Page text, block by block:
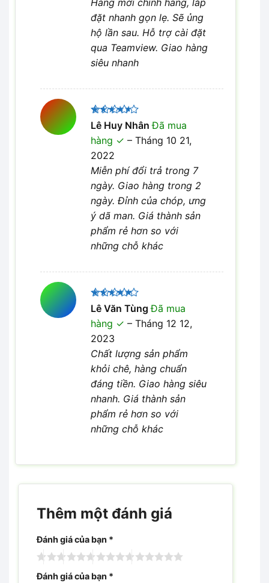
đặt nhanh gọn lẹ. Sẽ ủng
hộ lần sau. Hỗ trợ cài đặt
qua Teamview. Giao hàng
siêu nhanh
Được
xếp hạng
45 sao
Lê Huy NhânĐã mua
hàng
– Tháng 10 21,
2022
Miễn phí đổi trả trong 7
ngày. Giao hàng trong 2
ngày. Đỉnh của chóp, ưng
ý dã man. Giá thành sản
phẩm rẻ hơn so với
những chỗ khác
Được xếp
hạng
sao
Lê Văn TùngĐã mua
hàng
– Tháng 12 12,
2023
Chất lượng sản phẩm
khỏi chê, hàng chuẩn
đáng tiền. Giao hàng siêu
nhanh. Giá thành sản
phẩm rẻ hơn so với
những chỗ khác
Thêm một đánh giá
Đánh giá của bạn *
Đánh giá của bạn *